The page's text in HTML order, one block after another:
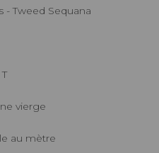
- Tweed Sequana
vierge
au mètre